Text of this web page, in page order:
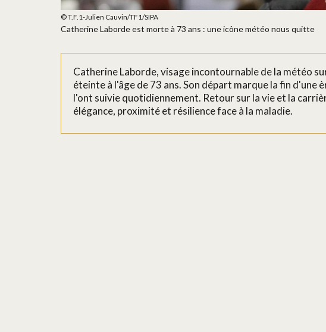
© T.F.1-Julien Cauvin/TF1/SIPA
Catherine Laborde est morte à 73 ans : une icône météo nous quitte
Catherine Laborde, visage incontournable de la météo
éteinte à l'âge de 73 ans. Son départ marque la fin d'une
l'ont suivie quotidiennement. Retour sur la vie et la
élégance, proximité et résilience face à la maladie.